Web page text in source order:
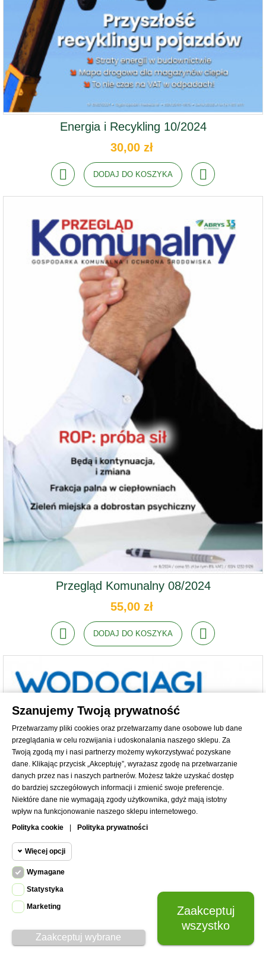
Energia i Recykling 10/2024
30,00 zł
DODAJ DO KOSZYKA
Przegląd Komunalny 08/2024
55,00 zł
DODAJ DO KOSZYKA
Szanujemy Twoją prywatność
Przetwarzamy pliki cookies oraz przetwarzamy dane osobowe lub dane
przeglądania w celu rozwijania i udoskonalania naszego sklepu. Za
Twoją zgodą my i nasi partnerzy możemy wykorzystywać pozyskane
dane. Klikając przycisk „Akceptuję”, wyrażasz zgodę na przetwarzanie
danych przez nas i naszych partnerów. Możesz także uzyskać dostęp
do bardziej szczegółowych informacji i zmienić swoje preferencje.
Niektóre dane nie wymagają zgody użytkownika, gdyż mają istotny
wpływ na funkcjonowanie naszego sklepu internetowego.
Polityka cookie
Polityka prywatności
Więcej opcji
Wymagane
Wymagane pliki cookie oraz cookie
HttpOnly. Pliki cookie wymagane do
przeglądania witryny i korzystania z jej
podstawowych funkcji. Te pliki cookie
Cookie
Cookie
Wymagane
Statystyka
Marketing
Zaakceptuj wybrane
Zaakceptuj
wszystko